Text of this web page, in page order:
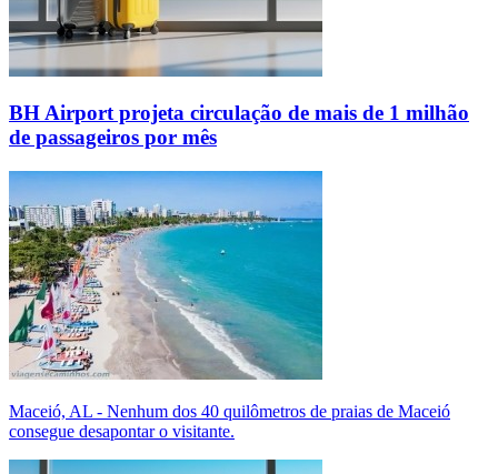
BH Airport projeta circulação de mais de 1 milhão
de passageiros por mês
Maceió, AL - Nenhum dos 40 quilômetros de praias de Maceió
consegue desapontar o visitante.